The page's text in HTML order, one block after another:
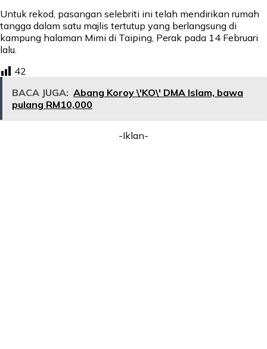
Untuk rekod, pasangan selebriti ini telah mendirikan rumah
tangga dalam satu majlis tertutup yang berlangsung di
kampung halaman Mimi di Taiping, Perak pada 14 Februari
lalu.
42
BACA JUGA: Abang Koroy \'KO\' DMA Islam, bawa
pulang RM10,000
-Iklan-